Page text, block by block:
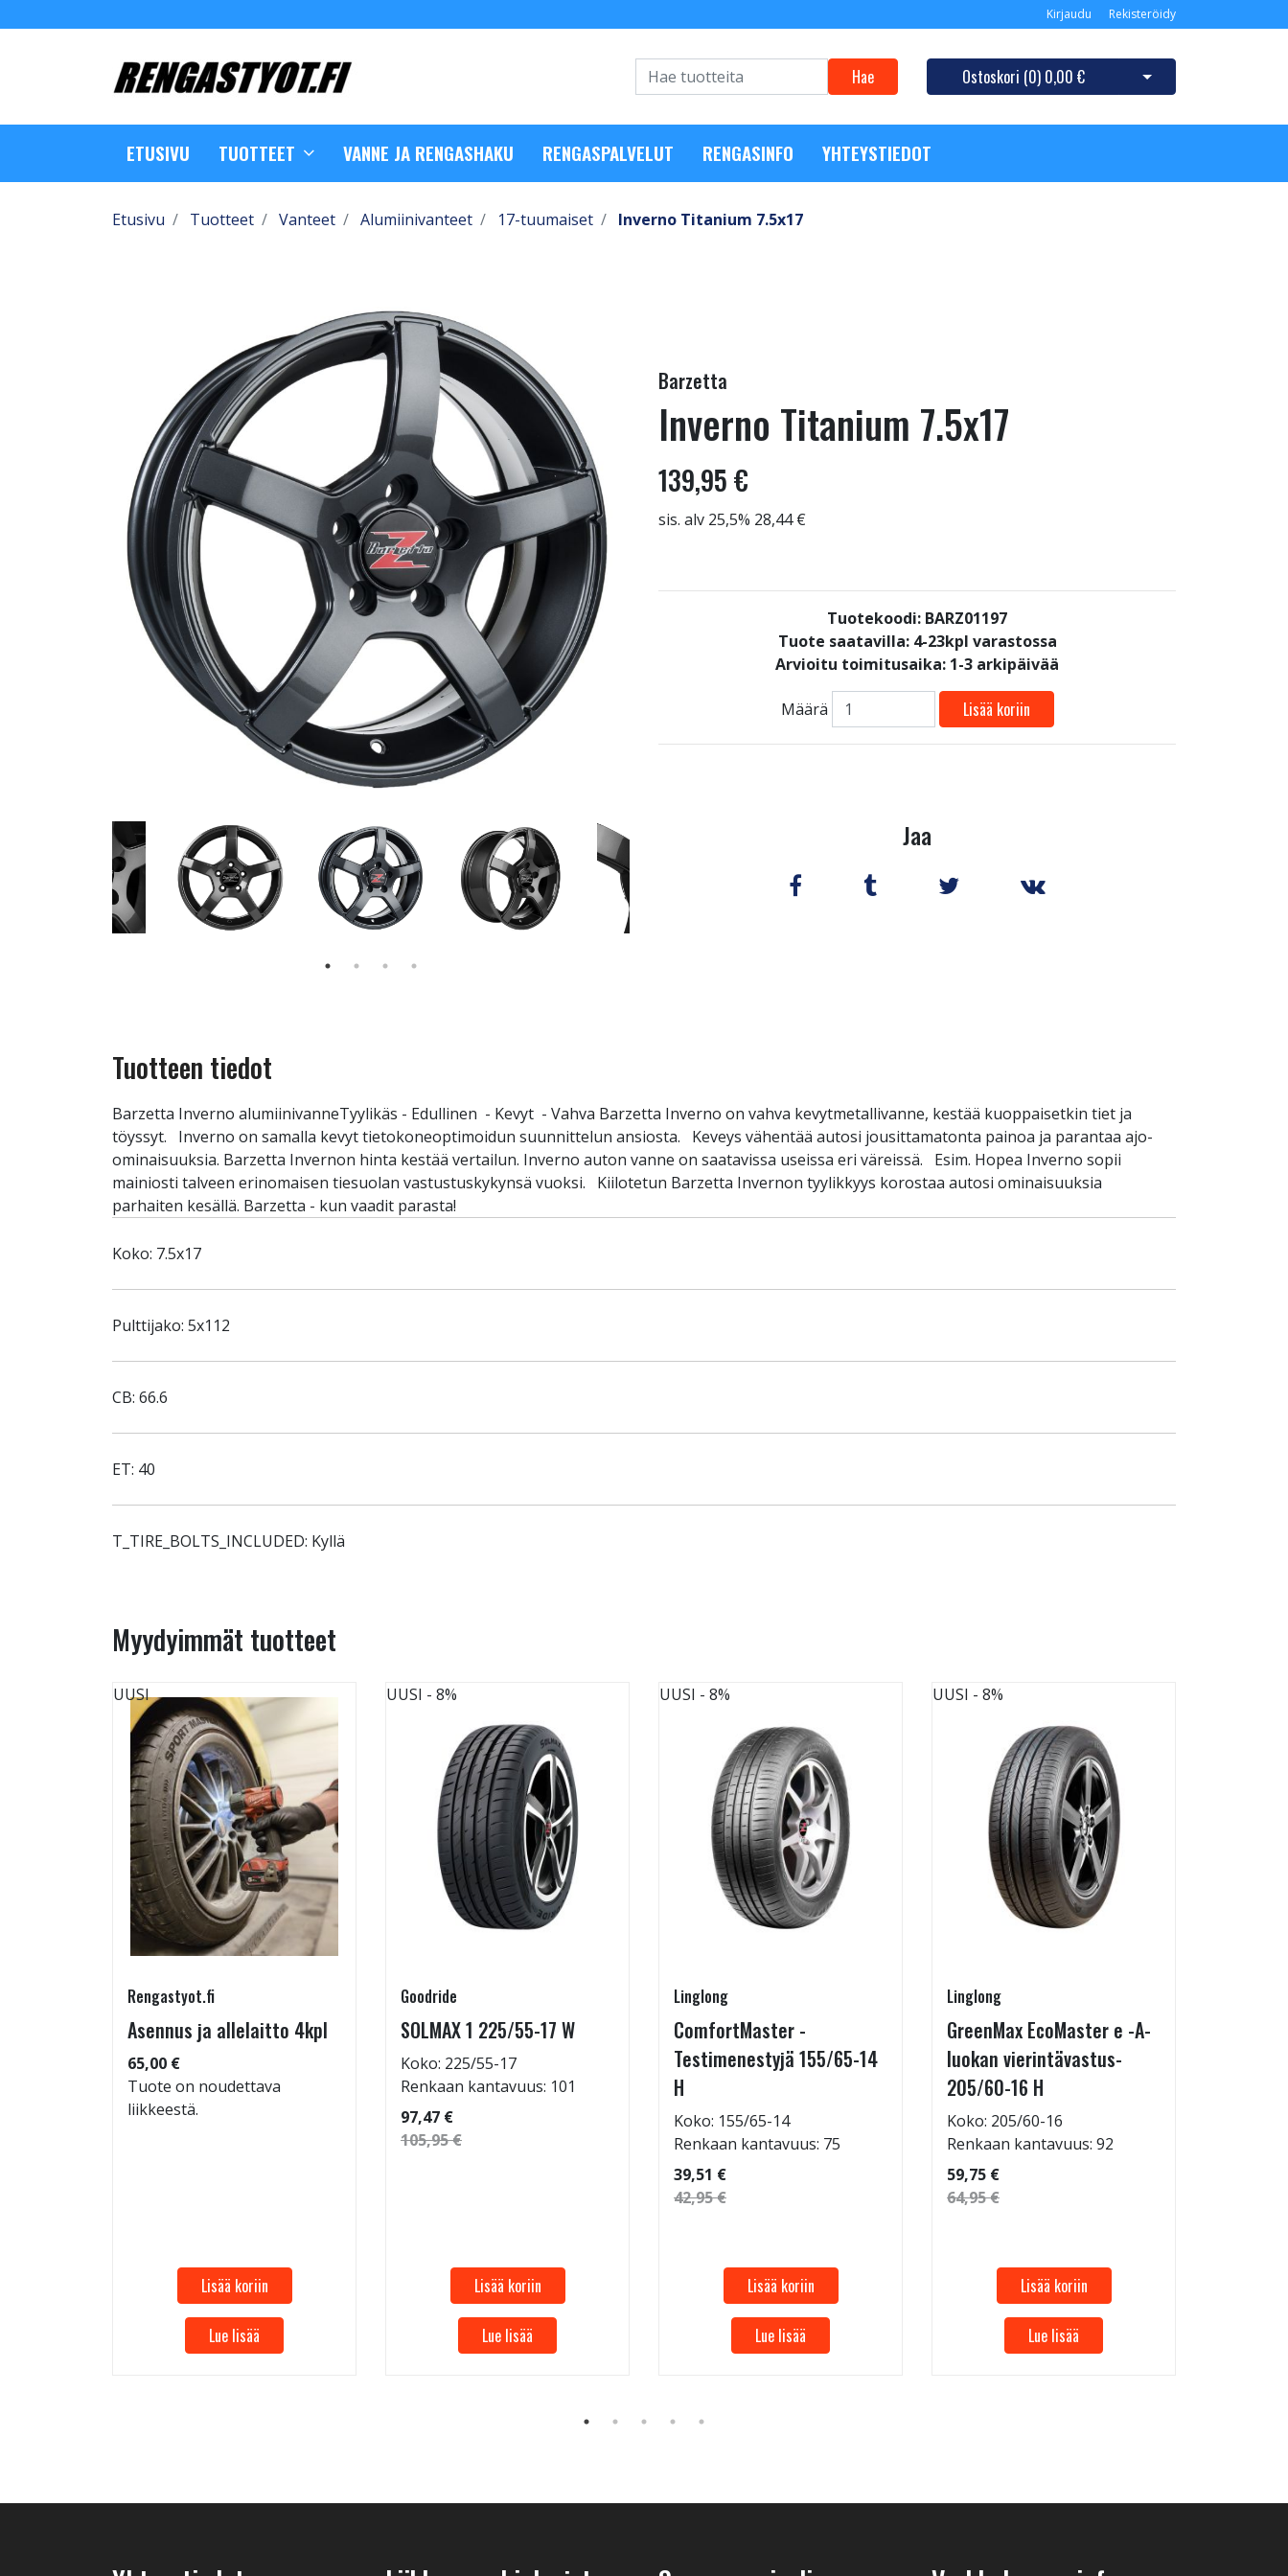
Kirjaudu Rekisteröidy
Hae Ostoskori (0) 0,00 € Avaa ostoskori
ETUSIVU TUOTTEET VANNE JA RENGASHAKU RENGASPALVELUT RENGASINFO YHTEYSTIEDOT
Etusivu Tuotteet Vanteet Alumiinivanteet 17-tuumaiset Inverno Titanium 7.5x17
Barzetta
Inverno Titanium 7.5x17
139,95 €
sis. alv 25,5% 28,44 €
Tuotekoodi: BARZ01197
Tuote saatavilla: 4-23kpl varastossa
Arvioitu toimitusaika: 1-3 arkipäivää
Määrä Lisää koriin
Jaa
Tuotteen tiedot
Barzetta Inverno alumiinivanneTyylikäs - Edullinen - Kevyt - Vahva Barzetta Inverno on vahva kevytmetallivanne, kestää kuoppaisetkin tiet ja
töyssyt. Inverno on samalla kevyt tietokoneoptimoidun suunnittelun ansiosta. Keveys vähentää autosi jousittamatonta painoa ja parantaa ajo-
ominaisuuksia. Barzetta Invernon hinta kestää vertailun. Inverno auton vanne on saatavissa useissa eri väreissä. Esim. Hopea Inverno sopii
mainiosti talveen erinomaisen tiesuolan vastustuskykynsä vuoksi. Kiilotetun Barzetta Invernon tyylikkyys korostaa autosi ominaisuuksia
parhaiten kesällä. Barzetta - kun vaadit parasta!
Koko: 7.5x17
Pulttijako: 5x112
CB: 66.6
ET: 40
T_TIRE_BOLTS_INCLUDED: Kyllä
Myydyimmät tuotteet
UUSI
Rengastyot.fi
Asennus ja allelaitto 4kpl
65,00 €
Tuote on noudettava
liikkeestä.
Lisää koriin
Lue lisää
UUSI - 8%
Goodride
SOLMAX 1 225/55-17 W
Koko: 225/55-17
Renkaan kantavuus: 101
97,47 €
105,95 €
Lisää koriin
Lue lisää
UUSI - 8%
Linglong
ComfortMaster -
Testimenestyjä 155/65-14
H
Koko: 155/65-14
Renkaan kantavuus: 75
39,51 €
42,95 €
Lisää koriin
Lue lisää
UUSI - 8%
Linglong
GreenMax EcoMaster e -A-
luokan vierintävastus-
205/60-16 H
Koko: 205/60-16
Renkaan kantavuus: 92
59,75 €
64,95 €
Lisää koriin
Lue lisää